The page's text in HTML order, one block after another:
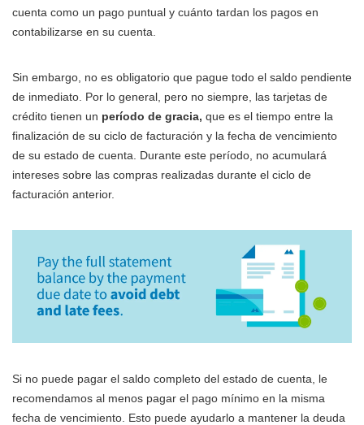
cuenta como un pago puntual y cuánto tardan los pagos en
contabilizarse en su cuenta.
Sin embargo, no es obligatorio que pague todo el saldo pendiente
de inmediato. Por lo general, pero no siempre, las tarjetas de
crédito tienen un período de gracia, que es el tiempo entre la
finalización de su ciclo de facturación y la fecha de vencimiento
de su estado de cuenta. Durante este período, no acumulará
intereses sobre las compras realizadas durante el ciclo de
facturación anterior.
Si no puede pagar el saldo completo del estado de cuenta, le
recomendamos al menos pagar el pago mínimo en la misma
fecha de vencimiento. Esto puede ayudarlo a mantener la deuda